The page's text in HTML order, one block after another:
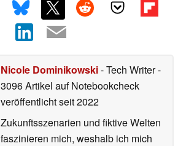
Nicole Dominikowski- Tech Writer-
3096 Artikel auf Notebookcheck
veröffentlichtseit 2022
Zukunftsszenarien und fiktive Welten
faszinieren mich, weshalb ich mich